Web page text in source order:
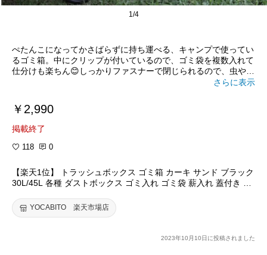
1/4
ぺたんこになってかさばらずに持ち運べる、キャンプで使ってい
るゴミ箱。中にクリップが付いているので、ゴミ袋を複数入れて
仕分けも楽ちん😊しっかりファスナーで閉じられるので、虫や小
動物の侵入も防げます。ゴミ箱としてだけでなく、薪やキャンプ
さらに表示
￥2,990
掲載終了
118 0
【楽天1位】 トラッシュボックス ゴミ箱 カーキ サンド ブラック
30L/45L 各種 ダストボックス ゴミ入れ ゴミ袋 薪入れ 蓋付き ポ
ボックス 大容量 行楽 キャンプ
YOCABITO 楽天市場店
2023年10月10日に投稿されました